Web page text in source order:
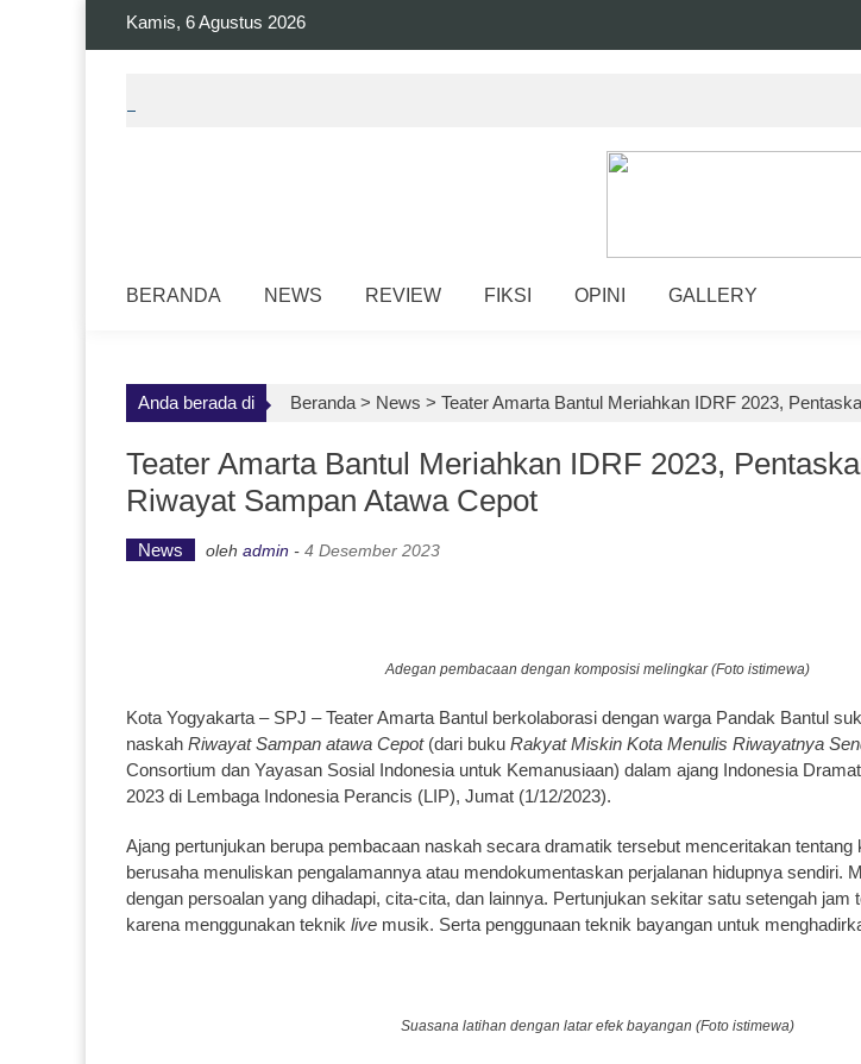
Kamis, 6 Agustus 2026
BERANDA NEWS REVIEW FIKSI OPINI GALLERY
Anda berada di Beranda > News > Teater Amarta Bantul Meriahkan IDRF 2023,
Teater Amarta Bantul Meriahkan IDRF 2023,
Riwayat Sampan Atawa Cepot
News oleh admin - 4 Desember 2023
Adegan pembacaan dengan komposisi melingkar (Foto istimewa)
Kota Yogyakarta – SPJ – Teater Amarta Bantul berkolaborasi dengan warga Pandak Bantul
naskah Riwayat Sampan atawa Cepot(dari buku Rakyat Miskin Kota Menulis Riwayatnya
Consortium dan Yayasan Sosial Indonesia untuk Kemanusiaan) dalam ajang Indonesia
2023 di Lembaga Indonesia Perancis (LIP), Jumat (1/12/2023).
Ajang pertunjukan berupa pembacaan naskah secara dramatik tersebut menceritakan
berusaha menuliskan pengalamannya atau mendokumentaskan perjalanan hidupnya sendiri.
dengan persoalan yang dihadapi, cita-cita, dan lainnya. Pertunjukan sekitar satu setengah jam
karena menggunakan teknik live musik. Serta penggunaan teknik bayangan untuk
Suasana latihan dengan latar efek bayangan (Foto istimewa)